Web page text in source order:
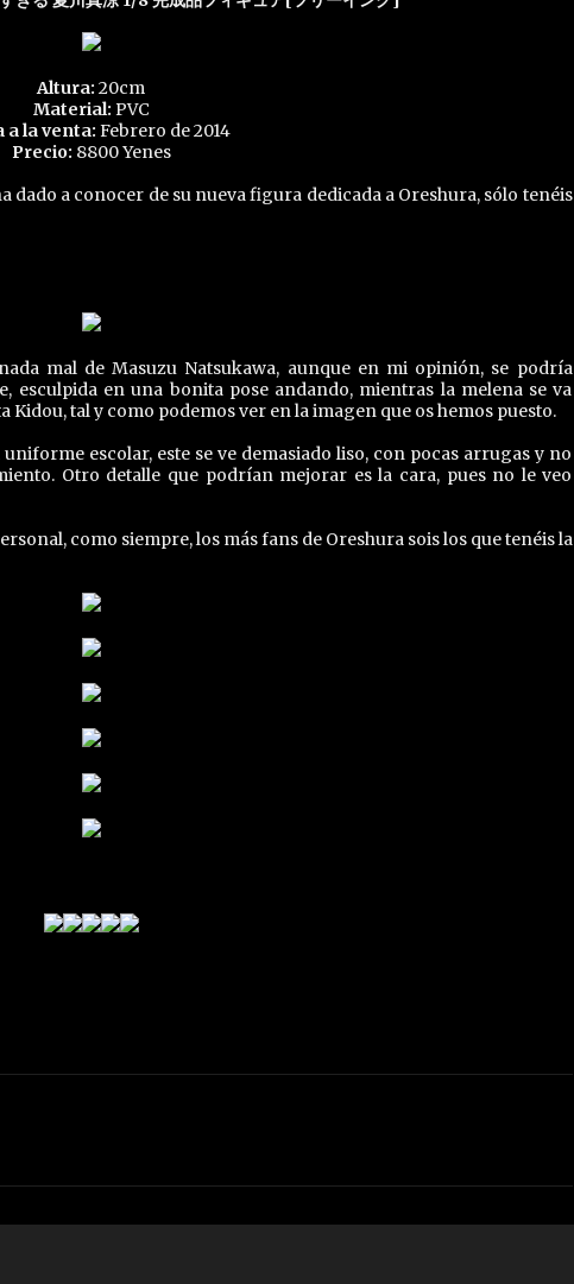
Altura: 20cm
Material: PVC
a la venta: Febrero de 2014
Precio: 8800 Yenes
dado a conocer de su nueva figura dedicada a Oreshura, sólo tenéis
mal de Masuzu Natsukawa, aunque en mi opinión, se podría
esculpida en una bonita pose andando, mientras la melena se va
Kidou, tal y como podemos ver en la imagen que os hemos puesto.
escolar, este se ve demasiado liso, con pocas arrugas y no
Otro detalle que podrían mejorar es la cara, pues no le veo
como siempre, los más fans de Oreshura sois los que tenéis la